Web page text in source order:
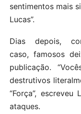
sentimentos mais
Lucas”.
Dias depois,
caso, famosos
publicação.
destrutivos
“Força”,
ataques.